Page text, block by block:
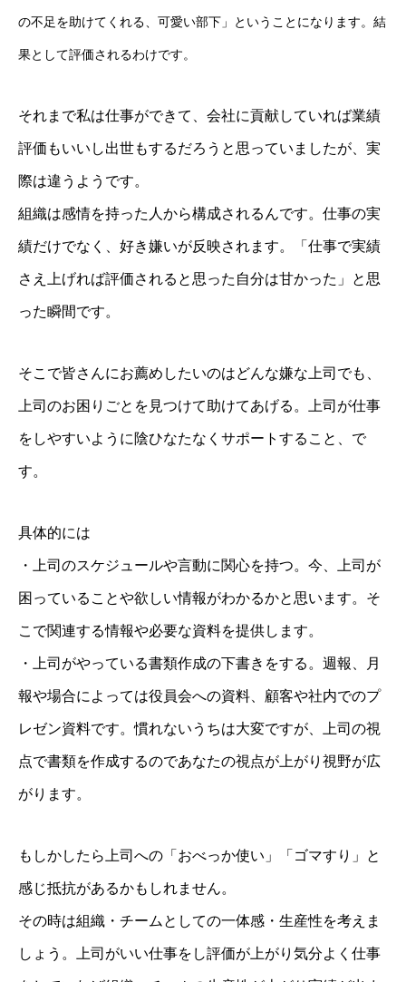
の不足を助けてくれる、可愛い部下」ということになります。結
果として評価されるわけです。
それまで私は仕事ができて、会社に貢献していれば業績
評価もいいし出世もするだろうと思っていましたが、実
際は違うようです。
組織は感情を持った人から構成されるんです。仕事の実
績だけでなく、好き嫌いが反映されます。「仕事で実績
さえ上げれば評価されると思った自分は甘かった」と思
った瞬間です。
そこで皆さんにお薦めしたいのはどんな嫌な上司でも、
上司のお困りごとを見つけて助けてあげる。上司が仕事
をしやすいように陰ひなたなくサポートすること、で
す。
具体的には
・上司のスケジュールや言動に関心を持つ。今、上司が
困っていることや欲しい情報がわかるかと思います。そ
こで関連する情報や必要な資料を提供します。
・上司がやっている書類作成の下書きをする。週報、月
報や場合によっては役員会への資料、顧客や社内でのプ
レゼン資料です。慣れないうちは大変ですが、上司の視
点で書類を作成するのであなたの視点が上がり視野が広
がります。
もしかしたら上司への「おべっか使い」「ゴマすり」と
感じ抵抗があるかもしれません。
その時は組織・チームとしての一体感・生産性を考えま
しょう。上司がいい仕事をし評価が上がり気分よく仕事